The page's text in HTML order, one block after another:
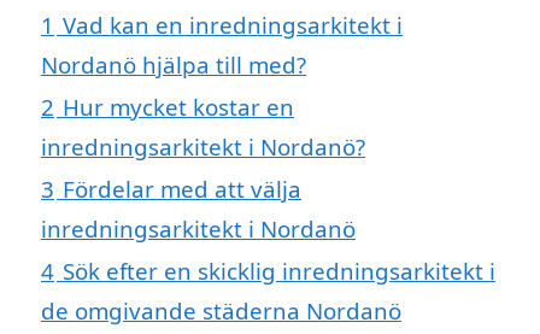
1 Vad kan en inredningsarkitekt i
Nordanö hjälpa till med?
2 Hur mycket kostar en
inredningsarkitekt i Nordanö?
3 Fördelar med att välja
inredningsarkitekt i Nordanö
4 Sök efter en skicklig inredningsarkitekt i
de omgivande städerna Nordanö